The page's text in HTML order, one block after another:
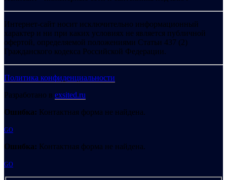
Интернет-сайт носит исключительно информационный
характер и ни при каких условиях не является публичной
офертой, определяемой положениями Статьи 437 (2)
Гражданского кодекса Российской Федерации.
Политика конфиденциальности
Разработано в exsited.ru
Ошибка: Контактная форма не найдена.
GO
Ошибка: Контактная форма не найдена.
GO